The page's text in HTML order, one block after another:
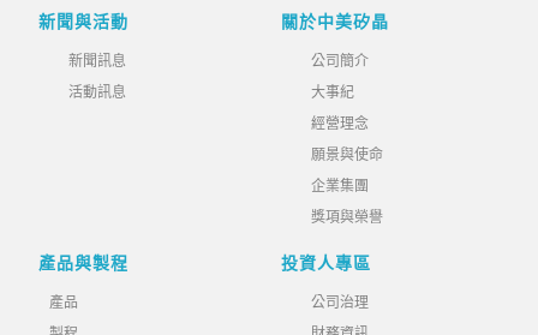
新聞與活動
新聞訊息
活動訊息
關於中美矽晶
公司簡介
大事紀
經營理念
願景與使命
企業集團
獎項與榮譽
產品與製程
產品
投資人專區
公司治理